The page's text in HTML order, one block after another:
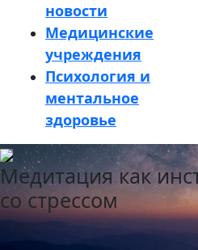
новости
Медицинские
учреждения
Психология и
ментальное
здоровье
Кнопка
Закрыть
Медитация как
со стрессом